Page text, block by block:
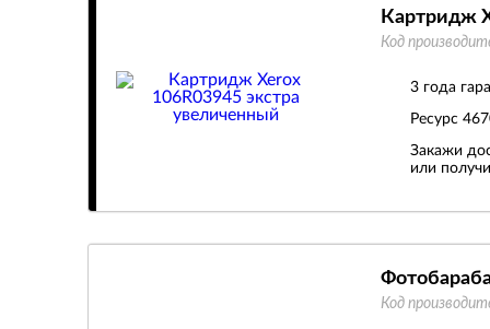
Картридж
Код
3 года
Ресурс
Закажи
или
Код